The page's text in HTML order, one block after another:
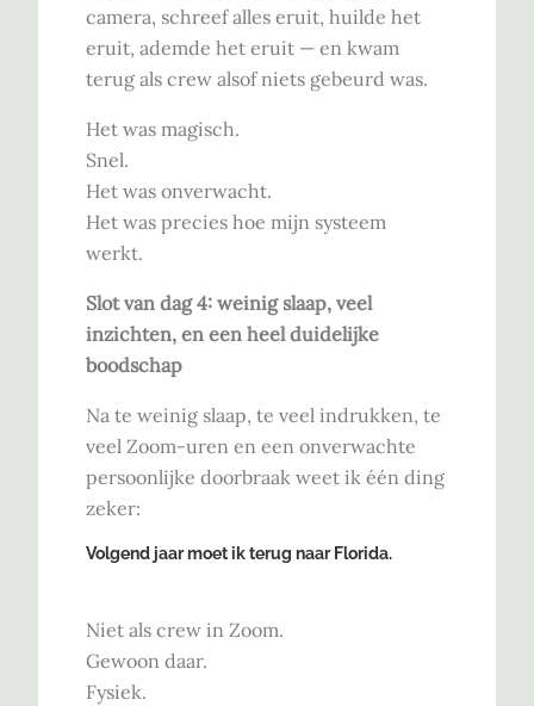
camera, schreef alles eruit, huilde het
eruit, ademde het eruit — en kwam
terug als crew alsof niets gebeurd was.
Het was magisch.
Snel.
Het was onverwacht.
Het was precies hoe mijn systeem
werkt.
Slot van dag 4: weinig slaap, veel
inzichten, en een heel duidelijke
boodschap
Na te weinig slaap, te veel indrukken, te
veel Zoom-uren en een onverwachte
persoonlijke doorbraak weet ik één ding
zeker:
Volgend jaar moet ik terug naar Florida.
Niet als crew in Zoom.
Gewoon daar.
Fysiek.